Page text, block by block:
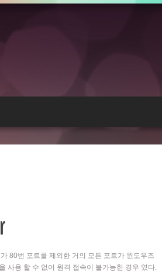
80번 포트를 제외한 거의 모든 포트가 윈도우즈
사용 할 수 없어 원격 접속이 불가능한 경우 였다.